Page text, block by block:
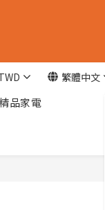
繁體中文
品家電